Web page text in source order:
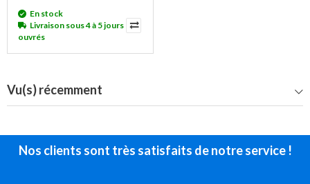
En stock
Livraison sous 4 à 5 jours
ouvrés
Vu(s) récemment
Nos clients sont très satisfaits de notre service !